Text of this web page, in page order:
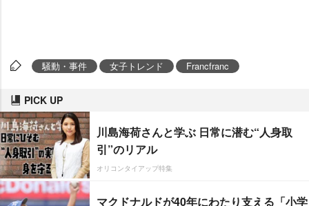
騒動・事件 女子トレンド Francfranc
PICK UP
川島海荷さんと学ぶ 日常に潜む“人身取
引”のリアル
オリコンタイアップ特集
マクドナルドが40年にわたり支える「小学